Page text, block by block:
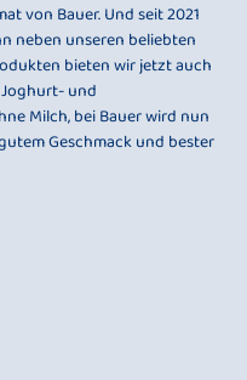
von Bauer. Und seit 2021
neben unseren beliebten
bieten wir jetzt auch
und
Milch, bei Bauer wird nun
Geschmack und bester